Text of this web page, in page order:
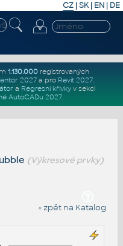
CZ | SK| EN | DE
1.130.000registrovaných
2027a pro Revit 2027.
a Regresní křivkyv sekci
AutoCADu 2027.
(Výkresové prvky)
« zpět na Katalog